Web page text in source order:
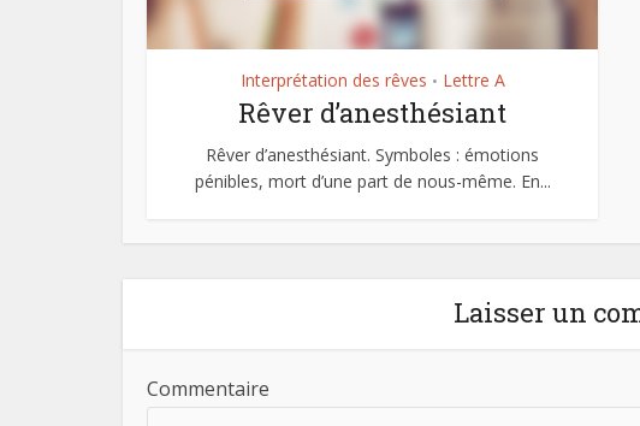
Interprétation des rêves • Lettre A
Rêver d’anesthésiant
Rêver d’anesthésiant. Symboles : émotions
pénibles, mort d’une part de nous-même. En...
Laisser un
Commentaire